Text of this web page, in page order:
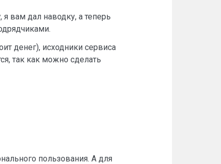
, я вам дал наводку, а теперь
денег), исходники сервиса
так как можно сделать
пользования. А для